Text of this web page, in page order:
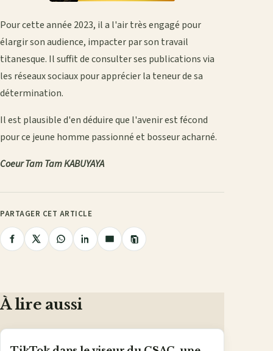
Pour cette année 2023, il a l'air très engagé pour
élargir son audience, impacter par son travail
titanesque. Il suffit de consulter ses publications via
les réseaux sociaux pour apprécier la teneur de sa
détermination.
Il est plausible d'en déduire que l'avenir est fécond
pour ce jeune homme passionné et bosseur acharné.
Coeur Tam Tam KABUYAYA
PARTAGER CET ARTICLE
PartagerPartagerPartagerPartagerPartager
Copier
le
À lire aussi